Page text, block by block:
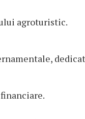
agroturistic.